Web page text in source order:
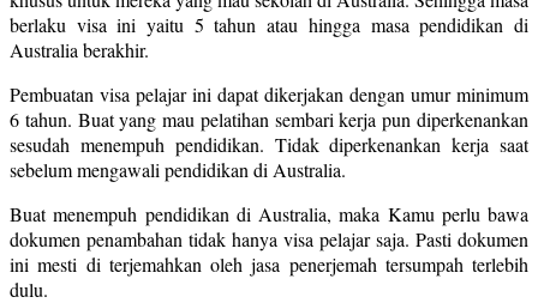
berlaku visa ini yaitu 5 tahun atau hingga masa pendidikan di
Australia berakhir.
Pembuatan visa pelajar ini dapat dikerjakan dengan umur minimum
6 tahun. Buat yang mau pelatihan sembari kerja pun diperkenankan
sesudah menempuh pendidikan. Tidak diperkenankan kerja saat
sebelum mengawali pendidikan di Australia.
Buat menempuh pendidikan di Australia, maka Kamu perlu bawa
dokumen penambahan tidak hanya visa pelajar saja. Pasti dokumen
ini mesti di terjemahkan oleh jasa penerjemah tersumpah terlebih
dulu.